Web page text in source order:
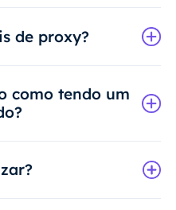
de proxy?
como tendo um